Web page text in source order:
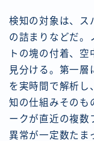
検知の対象は、ス
の詰まりなどだ。
トの塊の付着、
見分ける。第一層
を実時間で解析し
知の仕組みそのも
ークが直近の複数
異常が一定数たま